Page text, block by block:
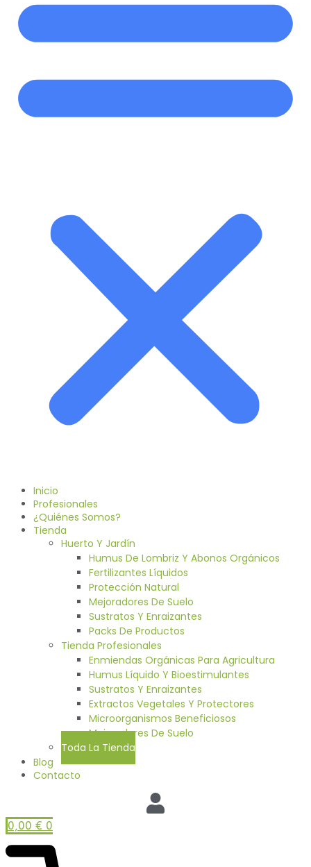
Inicio
Profesionales
¿Quiénes Somos?
Tienda
Huerto Y Jardín
Humus De Lombriz Y Abonos Orgánicos
Fertilizantes Líquidos
Protección Natural
Mejoradores De Suelo
Sustratos Y Enraizantes
Packs De Productos
Tienda Profesionales
Enmiendas Orgánicas Para Agricultura
Humus Líquido Y Bioestimulantes
Sustratos Y Enraizantes
Extractos Vegetales Y Protectores
Microorganismos Beneficiosos
Mejoradores De Suelo
Toda La Tienda
Blog
Contacto
0,00 € 0